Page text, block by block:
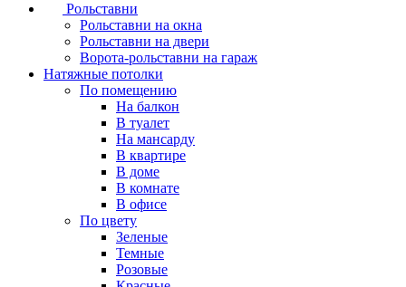
Рольставни
Рольставни на окна
Рольставни на двери
Ворота-рольставни на гараж
Натяжные потолки
По помещению
На балкон
В туалет
На мансарду
В квартире
В доме
В комнате
В офисе
По цвету
Зеленые
Темные
Розовые